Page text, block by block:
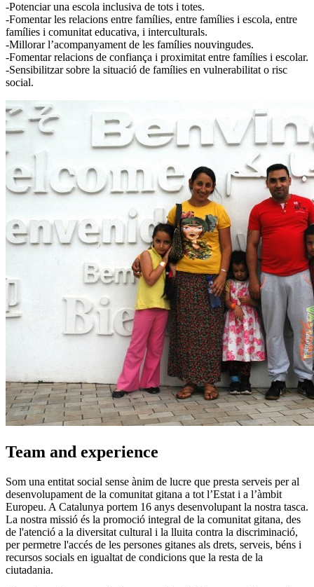
-Potenciar una escola inclusiva de tots i totes.
-Fomentar les relacions entre famílies, entre famílies i escola, entre
famílies i comunitat educativa, i interculturals.
-Millorar l’acompanyament de les famílies nouvingudes.
-Fomentar relacions de confiança i proximitat entre famílies i escolar.
-Sensibilitzar sobre la situació de famílies en vulnerabilitat o risc
social.
Team and experience
Som una entitat social sense ànim de lucre que presta serveis per al
desenvolupament de la comunitat gitana a tot l’Estat i a l’àmbit
Europeu. A Catalunya portem 16 anys desenvolupant la nostra tasca.
La nostra missió és la promoció integral de la comunitat gitana, des
de l'atenció a la diversitat cultural i la lluita contra la discriminació,
per permetre l'accés de les persones gitanes als drets, serveis, béns i
recursos socials en igualtat de condicions que la resta de la
ciutadania.